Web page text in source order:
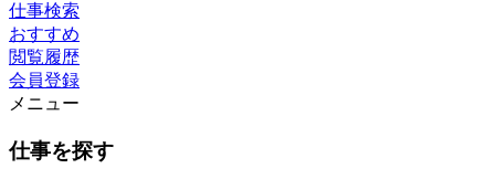
仕事検索
おすすめ
閲覧履歴
会員登録
メニュー
仕事を探す